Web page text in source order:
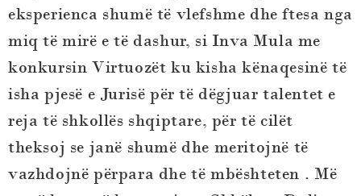
eksperienca shumë të vlefshme dhe ftesa nga
miq të mirë e të dashur, si Inva Mula me
konkursin Virtuozët ku kisha kënaqesinë të
isha pjesë e Jurisë për të dëgjuar talentet e
reja të shkollës shqiptare, për të cilët
theksoj se janë shumë dhe meritojnë të
vazhdojnë përpara dhe të mbështeten . Më